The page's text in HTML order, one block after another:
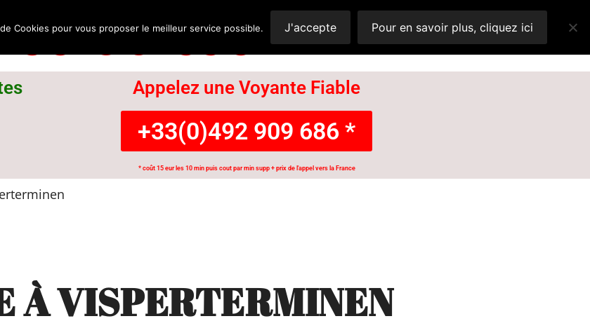
Suisse
Appelez une Voyante Fiable
+33(0)492 909 686 *
* coût 15 eur les 10 min puis cout par min supp + prix de l'appel vers la France
À VISPERTERMINEN
Cookies pour vous proposer le meilleur service possible. J'accepte Pour en savoir plus, cliquez ici